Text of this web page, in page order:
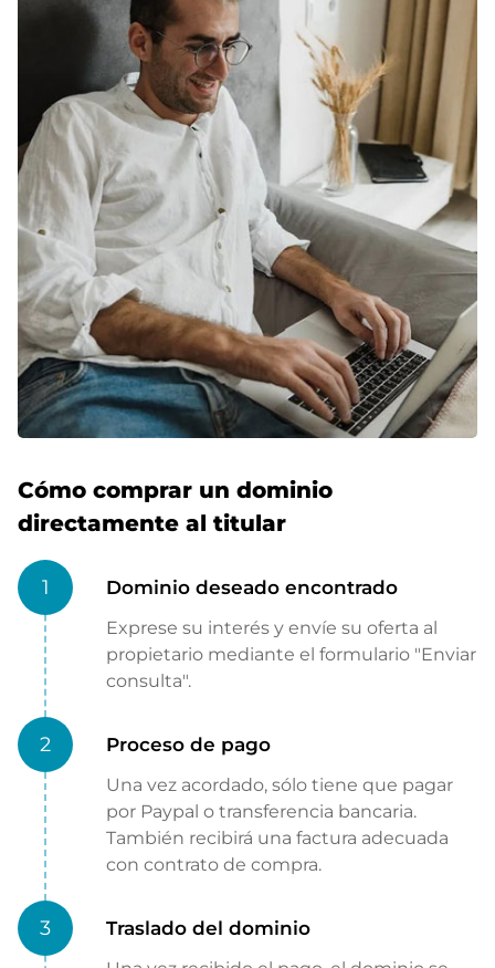
Cómo comprar un dominio
directamente al titular
1 Dominio deseado encontrado
Exprese su interés y envíe su oferta al
propietario mediante el formulario "Enviar
consulta".
2 Proceso de pago
Una vez acordado, sólo tiene que pagar
por Paypal o transferencia bancaria.
También recibirá una factura adecuada
con contrato de compra.
3 Traslado del dominio